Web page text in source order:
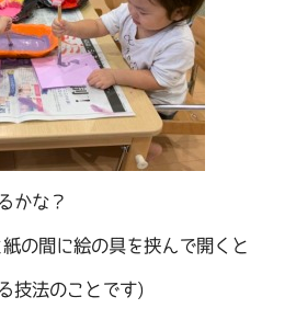
かな？
の間に絵の具を挟んで開くと
技法のことです)